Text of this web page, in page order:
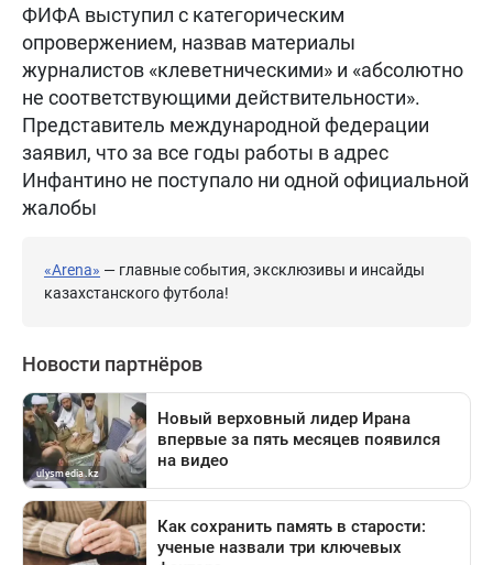
ФИФА выступил с категорическим
опровержением, назвав материалы
журналистов «клеветническими» и «абсолютно
не соответствующими действительности».
Представитель международной федерации
заявил, что за все годы работы в адрес
Инфантино не поступало ни одной официальной
жалобы
«Arena» — главные события, эксклюзивы и инсайды
казахстанского футбола!